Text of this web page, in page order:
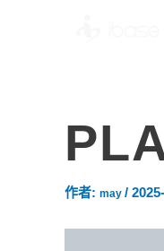
作者: may /